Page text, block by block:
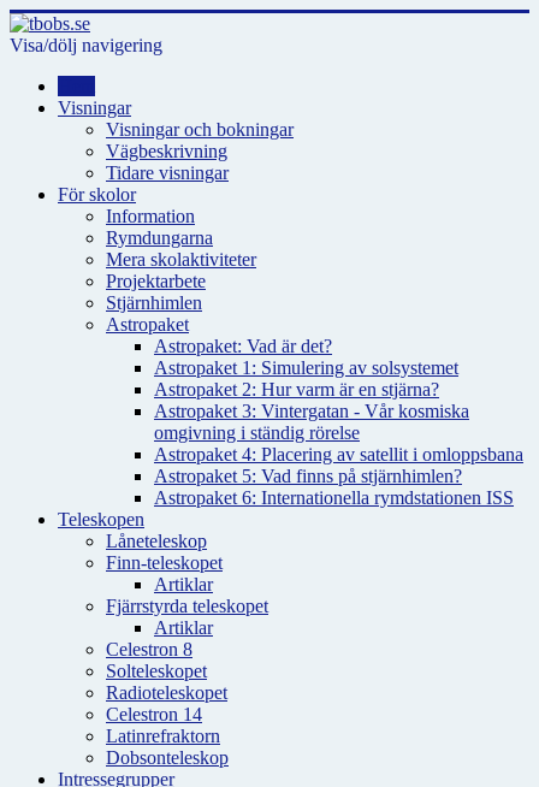
Visa/dölj navigering
Visningar
Visningar och bokningar
Vägbeskrivning
Tidare visningar
För skolor
Information
Rymdungarna
Mera skolaktiviteter
Projektarbete
Stjärnhimlen
Astropaket
Astropaket: Vad är det?
Astropaket 1: Simulering av solsystemet
Astropaket 2: Hur varm är en stjärna?
Astropaket 3: Vintergatan - Vår kosmiska
omgivning i ständig rörelse
Astropaket 4: Placering av satellit i omloppsbana
Astropaket 5: Vad finns på stjärnhimlen?
Astropaket 6: Internationella rymdstationen ISS
Teleskopen
Låneteleskop
Finn-teleskopet
Artiklar
Fjärrstyrda teleskopet
Artiklar
Celestron 8
Solteleskopet
Radioteleskopet
Celestron 14
Latinrefraktorn
Dobsonteleskop
Intressegrupper